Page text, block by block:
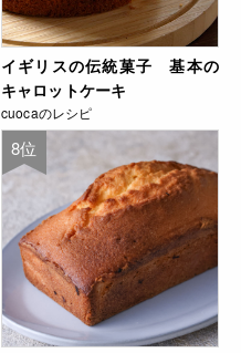
イギリスの伝統菓子 基本の
キャロットケーキ
cuocaのレシピ
8位